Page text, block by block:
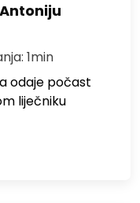
1min
odaje počast
liječniku